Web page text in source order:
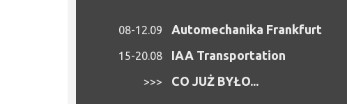
08-12.09 Automechanika Frankfurt
15-20.08 IAA Transportation
>>> CO JUŻ BYŁO...